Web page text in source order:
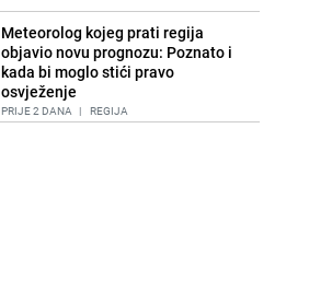
Meteorolog kojeg prati regija
objavio novu prognozu: Poznato i
kada bi moglo stići pravo
osvježenje
PRIJE 2 DANA | REGIJA